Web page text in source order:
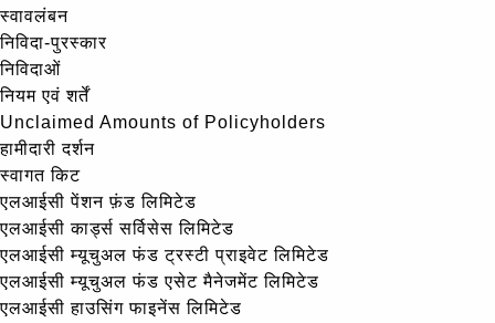
स्वावलंबन
निविदा-पुरस्कार
निविदाओं
नियम एवं शर्तें
Unclaimed Amounts of Policyholders
हामीदारी दर्शन
स्वागत किट
एलआईसी पेंशन फ़ंड लिमिटेड
एलआईसी कार्ड्स सर्विसेस लिमिटेड
एलआईसी म्यूचुअल फंड ट्रस्टी प्राइवेट लिमिटेड
एलआईसी म्यूचुअल फंड एसेट मैनेजमेंट लिमिटेड
एलआईसी हाउसिंग फाइनेंस लिमिटेड